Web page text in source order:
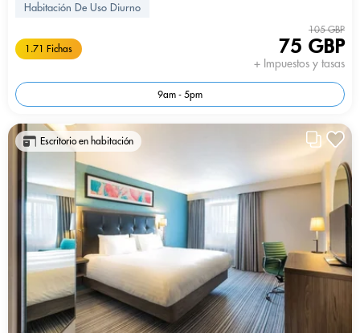
Habitación De Uso Diurno
1.71 Fichas
105 GBP
75 GBP
+ Impuestos y tasas
9am - 5pm
Escritorio en habitación